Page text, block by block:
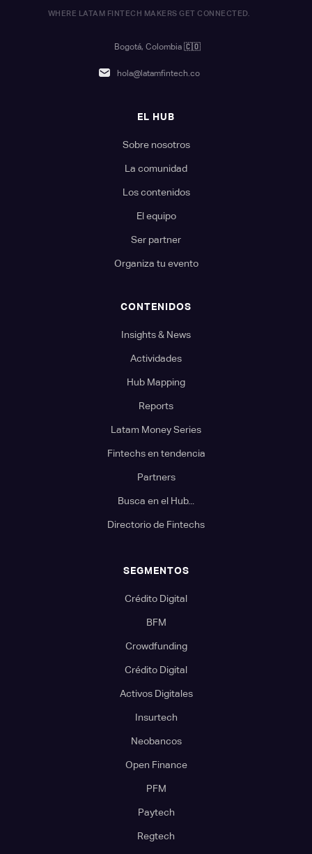
WHERE LATAM FINTECH MAKERS GET CONNECTED.
Bogotá, Colombia 🇨🇴
hola@latamfintech.co
EL HUB
Sobre nosotros
La comunidad
Los contenidos
El equipo
Ser partner
Organiza tu evento
CONTENIDOS
Insights & News
Actividades
Hub Mapping
Reports
Latam Money Series
Fintechs en tendencia
Partners
Busca en el Hub...
Directorio de Fintechs
SEGMENTOS
Crédito Digital
BFM
Crowdfunding
Crédito Digital
Activos Digitales
Insurtech
Neobancos
Open Finance
PFM
Paytech
Regtech